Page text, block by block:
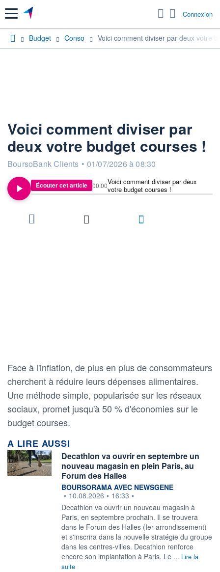
Menu Connexion
Budget Conso Voici comment diviser par deux votre
Voici comment diviser par
deux votre budget courses !
information fournie par
BoursoBank Clients • 01/07/2026 à 08:30
Écouter cet article
Voici comment diviser par deux
votre budget courses !
00:00
Face à l'inflation, de plus en plus de consommateurs
cherchent à réduire leurs dépenses alimentaires.
Une méthode simple, popularisée sur les réseaux
sociaux, promet jusqu'à 50 % d'économies sur le
budget courses.
A LIRE AUSSI
Decathlon va ouvrir en septembre un
nouveau magasin en plein Paris, au
Forum des Halles
information fournie par
BOURSORAMA AVEC NEWSGENE
• 10.08.2026 • 16:33 •
Decathlon va ouvrir un nouveau magasin à
Paris, en septembre prochain. Il se trouvera
dans le Forum des Halles (Ier arrondissement)
et s'inscrira dans la nouvelle stratégie du groupe
dans les centres-villes. Decathlon renforce
encore son implantation à Paris. Le ... Lire la
suite